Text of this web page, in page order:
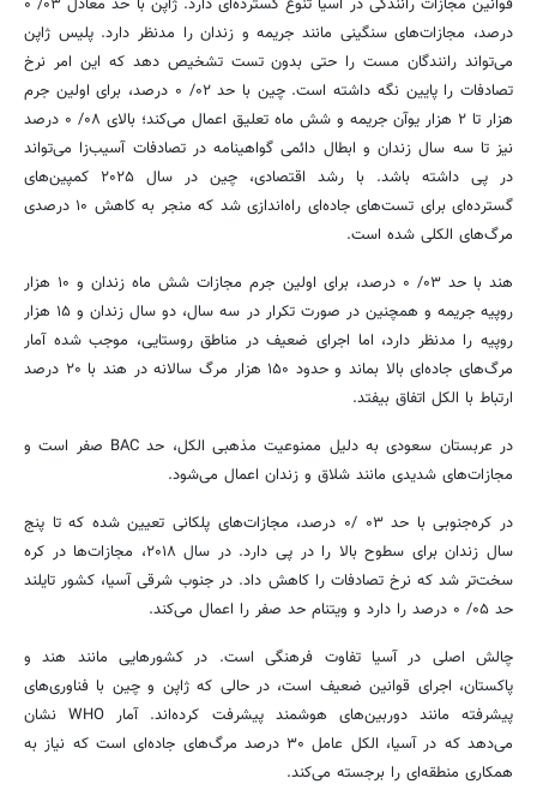
قوانین مجازات رانندگی در آسیا تنوع گسترده‌ای دارد. ژاپن با حد معادل ۰۳/ ۰
درصد، مجازات‌های سنگینی مانند جریمه و زندان را مدنظر دارد. پلیس ژاپن
می‌تواند رانندگان مست را حتی بدون تست تشخیص دهد که این امر نرخ
تصادفات را پایین نگه داشته است. چین با حد ۰۲/ ۰ درصد، برای اولین جرم
هزار تا ۲ هزار یوآن جریمه و شش ماه تعلیق اعمال می‌کند؛ بالای ۰۸/ ۰ درصد
نیز تا سه سال زندان و ابطال دائمی گواهینامه در تصادفات آسیب‌زا می‌تواند
در پی داشته باشد. با رشد اقتصادی، چین در سال ۲۰۲۵ کمپین‌های
گسترده‌ای برای تست‌های جاده‌ای راه‌اندازی شد که منجر به کاهش ۱۰ درصدی
مرگ‌های الکلی شده است.
هند با حد ۰۳/ ۰ درصد، برای اولین جرم مجازات شش ماه زندان و ۱۰ هزار
روپیه جریمه و همچنین در صورت تکرار در سه سال، دو سال زندان و ۱۵ هزار
روپیه را مدنظر دارد، اما اجرای ضعیف در مناطق روستایی، موجب شده آمار
مرگ‌های جاده‌ای بالا بماند و حدود ۱۵۰ هزار مرگ سالانه در هند با ۲۰ درصد
ارتباط با الکل اتفاق بیفتد.
در عربستان سعودی به دلیل ممنوعیت مذهبی الکل، حد BAC صفر است و
مجازات‌های شدیدی مانند شلاق و زندان اعمال می‌شود.
در کره‌جنوبی با حد ۰۳ /۰ درصد، مجازات‌های پلکانی تعیین شده که تا پنج
سال زندان برای سطوح بالا را در پی دارد. در سال ۲۰۱۸، مجازات‌ها در کره
سخت‌تر شد که نرخ تصادفات را کاهش داد. در جنوب شرقی آسیا، کشور تایلند
حد ۰۵/ ۰ درصد را دارد و ویتنام حد صفر را اعمال می‌کند.
چالش اصلی در آسیا تفاوت فرهنگی است. در کشورهایی مانند هند و
پاکستان، اجرای قوانین ضعیف است، در حالی که ژاپن و چین با فناوری‌های
پیشرفته مانند دوربین‌های هوشمند پیشرفت کرده‌اند. آمار WHO نشان
می‌دهد که در آسیا، الکل عامل ۳۰ درصد مرگ‌های جاده‌ای است که نیاز به
همکاری منطقه‌ای را برجسته می‌کند.